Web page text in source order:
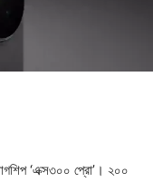
‘এক্স৩০০ প্রো’। ২০০